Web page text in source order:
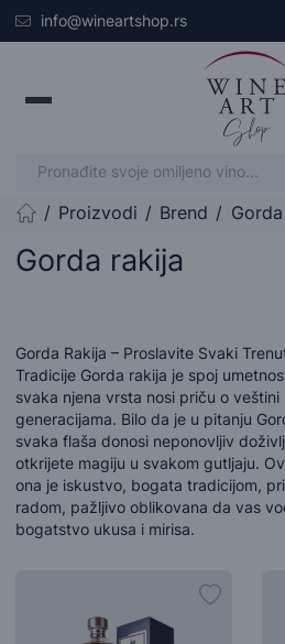
Skip to main content
info@wineartshop.rs
Početna stranica
Proizvodi Brend
Gorda rakija
Gorda Rakija – Proslavite Svaki
Tradicije Gorda rakija je spoj
svaka njena vrsta nosi priču o veštini
generacijama. Bilo da je u pitanju
svaka flaša donosi neponovljiv
otkrijete magiju u svakom gutljaju.
ona je iskustvo, bogata tradicijom,
radom, pažljivo oblikovana da vas
bogatstvo ukusa i mirisa.